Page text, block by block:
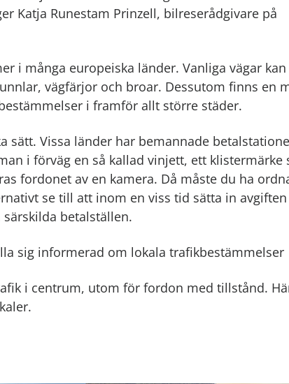
Katja Runestam Prinzell, bilreserådgivare på
i många europeiska länder. Vanliga vägar kan
vägfärjor och broar. Dessutom finns en
i framför allt större städer.
sätt. Vissa länder har bemannade
i förväg en så kallad vinjett, ett klistermärke
fordonet av en kamera. Då måste du ha
se till att inom en viss tid sätta in
betalställen.
sig informerad om lokala trafikbestämmelser
i centrum, utom för fordon med tillstånd.